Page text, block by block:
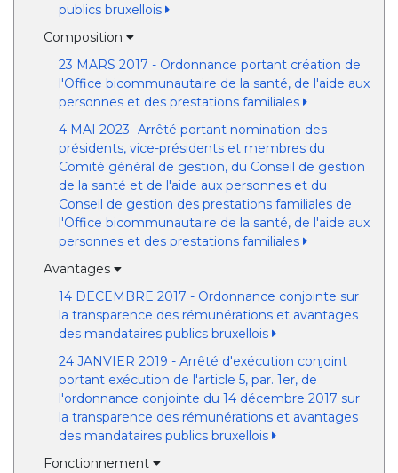
publics bruxellois
Composition
23 MARS 2017 - Ordonnance portant création de
l'Office bicommunautaire de la santé, de l'aide aux
personnes et des prestations familiales
4 MAI 2023- Arrêté portant nomination des
présidents, vice-présidents et membres du
Comité général de gestion, du Conseil de gestion
de la santé et de l'aide aux personnes et du
Conseil de gestion des prestations familiales de
l'Office bicommunautaire de la santé, de l'aide aux
personnes et des prestations familiales
Avantages
14 DECEMBRE 2017 - Ordonnance conjointe sur
la transparence des rémunérations et avantages
des mandataires publics bruxellois
24 JANVIER 2019 - Arrêté d'exécution conjoint
portant exécution de l'article 5, par. 1er, de
l'ordonnance conjointe du 14 décembre 2017 sur
la transparence des rémunérations et avantages
des mandataires publics bruxellois
Fonctionnement